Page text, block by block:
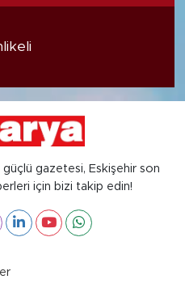
güçlü gazetesi, Eskişehir son
için bizi takip edin!